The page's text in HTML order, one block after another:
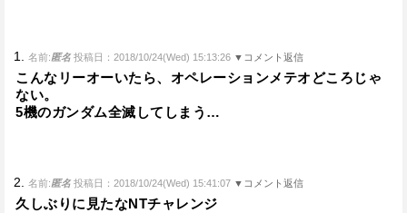
1. 名前:匿名 投稿日：2018/10/24(Wed) 15:13:26 ▼コメント返信
こんなリーオーいたら、オペレーションメテオどころじゃ
ない。
5機のガンダム全滅してしまう…
2. 名前:匿名 投稿日：2018/10/24(Wed) 15:41:07 ▼コメント返信
久しぶりに見たなNTチャレンジ